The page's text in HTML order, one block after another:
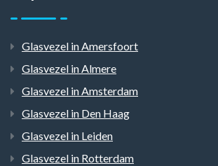
Glasvezel in Amersfoort
Glasvezel in Almere
Glasvezel in Amsterdam
Glasvezel in Den Haag
Glasvezel in Leiden
Glasvezel in Rotterdam